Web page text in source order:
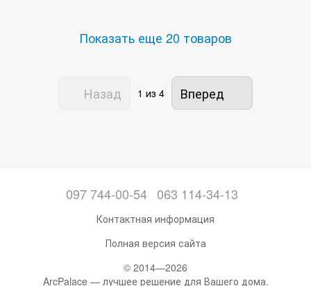
Показать еще 20 товаров
Назад 1 из 4 Вперед
097 744-00-54 063 114-34-13
Контактная информация
Полная версия сайта
© 2014—2026
ArcPalace — лучшее решение для Вашего дома.